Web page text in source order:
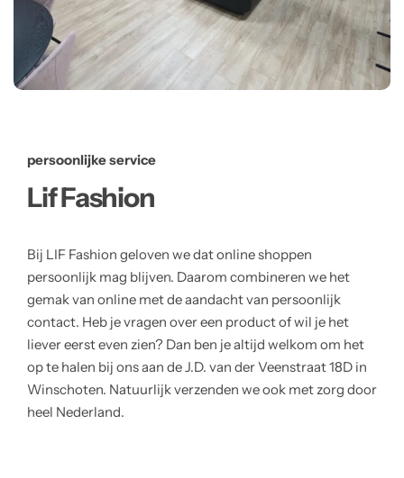
persoonlijke service
Lif Fashion
Bij LIF Fashion geloven we dat online shoppen
persoonlijk mag blijven. Daarom combineren we het
gemak van online met de aandacht van persoonlijk
contact. Heb je vragen over een product of wil je het
liever eerst even zien? Dan ben je altijd welkom om het
op te halen bij ons aan de J.D. van der Veenstraat 18D in
Winschoten. Natuurlijk verzenden we ook met zorg door
heel Nederland.